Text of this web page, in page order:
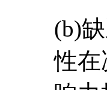
(b)
性在